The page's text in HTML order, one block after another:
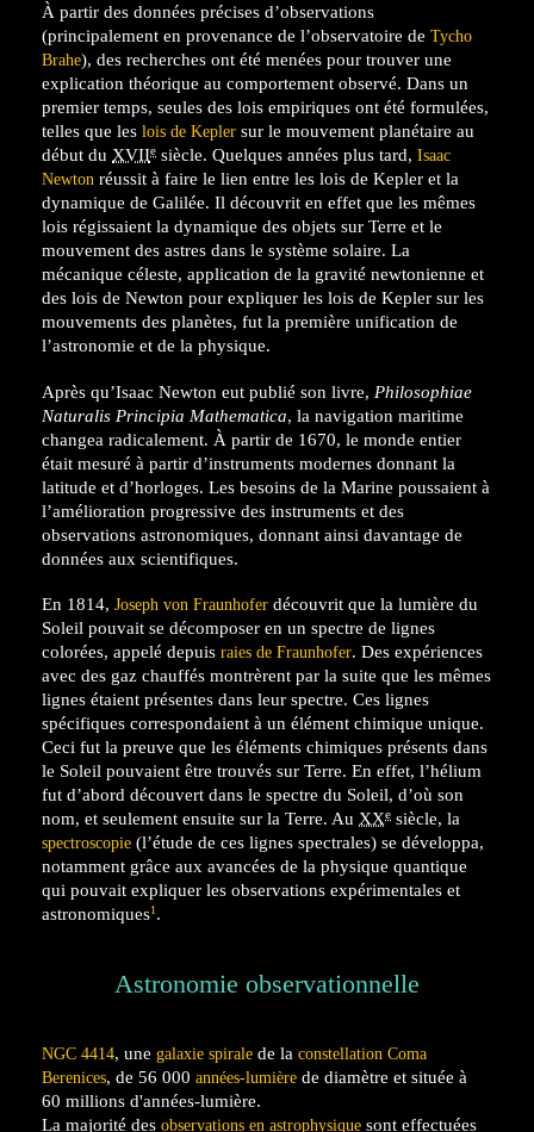
À partir des données précises d’observations
(principalement en provenance de l’observatoire de Tycho
Brahe), des recherches ont été menées pour trouver une
explication théorique au comportement observé. Dans un
premier temps, seules des lois empiriques ont été formulées,
telles que les lois de Kepler sur le mouvement planétaire au
début du XVIIe siècle. Quelques années plus tard, Isaac
Newton réussit à faire le lien entre les lois de Kepler et la
dynamique de Galilée. Il découvrit en effet que les mêmes
lois régissaient la dynamique des objets sur Terre et le
mouvement des astres dans le système solaire. La
mécanique céleste, application de la gravité newtonienne et
des lois de Newton pour expliquer les lois de Kepler sur les
mouvements des planètes, fut la première unification de
l’astronomie et de la physique.
Après qu’Isaac Newton eut publié son livre, Philosophiae
Naturalis Principia Mathematica, la navigation maritime
changea radicalement. À partir de 1670, le monde entier
était mesuré à partir d’instruments modernes donnant la
latitude et d’horloges. Les besoins de la Marine poussaient à
l’amélioration progressive des instruments et des
observations astronomiques, donnant ainsi davantage de
données aux scientifiques.
En 1814, Joseph von Fraunhofer découvrit que la lumière du
Soleil pouvait se décomposer en un spectre de lignes
colorées, appelé depuis raies de Fraunhofer. Des expériences
avec des gaz chauffés montrèrent par la suite que les mêmes
lignes étaient présentes dans leur spectre. Ces lignes
spécifiques correspondaient à un élément chimique unique.
Ceci fut la preuve que les éléments chimiques présents dans
le Soleil pouvaient être trouvés sur Terre. En effet, l’hélium
fut d’abord découvert dans le spectre du Soleil, d’où son
nom, et seulement ensuite sur la Terre. Au XXe siècle, la
spectroscopie (l’étude de ces lignes spectrales) se développa,
notamment grâce aux avancées de la physique quantique
qui pouvait expliquer les observations expérimentales et
astronomiques1 .
Astronomie observationnelle
NGC 4414, une galaxie spirale de la constellation Coma
Berenices, de 56 000 années-lumière de diamètre et située à
60 millions d'années-lumière.
La majorité des observations en astrophysique sont effectuées